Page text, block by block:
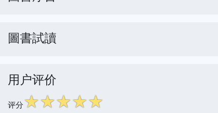
圖書試讀
用户评价
评分☆☆☆☆☆